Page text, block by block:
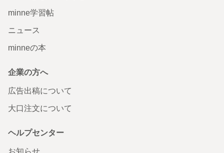
minne学習帖
ニュース
minneの本
企業の方へ
広告出稿について
大口注文について
ヘルプセンター
お知らせ